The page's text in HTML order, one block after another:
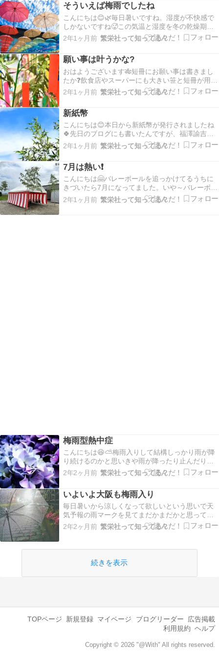
のお子様を見ました😁笑外は雨やら暑さやらでな
かなか遊ばせ…
そういえば梅雨でしたね
こんにちは😊🌿毎日暑いですね。湿度が不快感で
しかないですね🥵この気温と湿度を冬の乾燥期ま
でどこかに保管できないものか。と真剣に考えて
しまうほど暑さにやられています🥴笑今日も暑い
最近あまりにも暑いので気分だけでも涼もうと風
鈴🎐を買いまし…
2年1ヶ月前 繁栄社って知ってる？
願い事は叶うかな?
おはようございます🎋短冊にお願い事は書きまし
たか❓飲食店やスーパーにも大きい笹と短冊が用意
されていたりしてとても賑やかでいいですね⭐子ど
もの願い事をインスタに載せた方がバズっていた
可愛らしいのなんのって😆興味のある方は是非グ
グってみて…
2年1ヶ月前 繁栄社って知ってる？
新紙幣
こんにちは😊本日から新紙幣が発行されましたね
🍀先日のブログにも書いたんですが、福澤諭吉じ
ゃなくなるのが寂しいです😢新紙幣はこんな感じ
😉外国の方にも一目で区別出来るような少しポッ
ちょっと有り難みが無いな～と個人的に思ってい
ます😣笑ユニバ…
2年1ヶ月前 繁栄社って知ってる？
7月は熱い❗
こんにちは🤗バレーボールを追っかけてるうちに
きづいたら7月になってました。いや～バレーボー
ル大興奮でした✨女子に続き男子も銀メダルとは❗
嬉しくて仕事どころではないんですが、黙々とブ
2年1ヶ月前 繁栄社って知ってる？
梅雨型熱中症
こんにちは😆⛅梅雨入りして結構しっかり雨が降
り続けるのかと思いきや雨が降ったり止んだりし
てますね☔夜の間だけ降ってくれたら一番いいん
ですけど😆🍀そんなことより、梅雨型熱中症って
ると注意が必要だそうですよ😣湿度が高いと汗が
乾きにく…
2年2ヶ月前 繁栄社って知ってる？
いよいよ大阪も梅雨入り
毎日暑いから涼しくなって欲しいという思いで天
気予報の雨マークを見てまだかまだかと思ってい
たら。やっと降ったー！と思ったら降りすぎやて
😂しかも梅雨入り発表されました☔雨が降ったら
メ、ムシムシ、ベタベタ😣それが梅雨。でもいい
加減雨が降らな…
2年2ヶ月前 繁栄社って知ってる？
続きを表示
TOPページ 新規登録 マイページ ブログリーダー
広告掲載
利用規約 ヘルプ
Copyright © 2026 "@With" All rights reserved.